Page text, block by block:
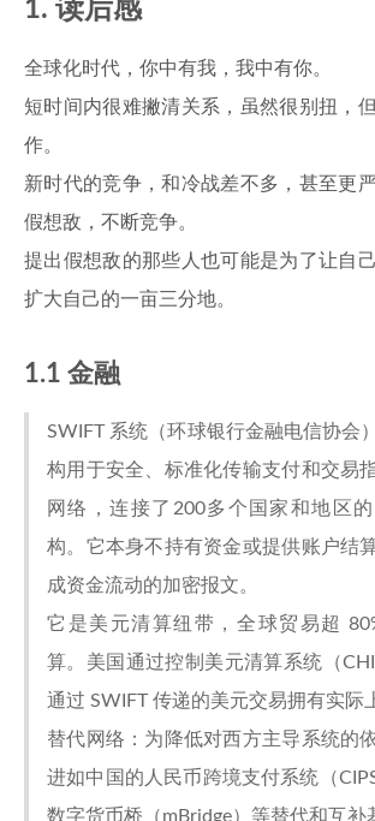
1. 读后感
全球化时代，你中有我，我中有你。
短时间内很难撇清关系，虽然很别扭，
作。
新时代的竞争，和冷战差不多，甚至更
假想敌，不断竞争。
提出假想敌的那些人也可能是为了让自
扩大自己的一亩三分地。
1.1 金融
SWIFT 系统（环球银行金融电信协会
构用于安全、标准化传输支付和交易
网络，连接了200多个国家和地区
构。它本身不持有资金或提供账户结
成资金流动的加密报文。
它是美元清算纽带，全球贸易超
算。美国通过控制美元清算系统（
通过 SWIFT 传递的美元交易拥有实际
替代网络：为降低对西方主导系统的
进如中国的人民币跨境支付系统（
数字货币桥（mBridge）等替代和互补